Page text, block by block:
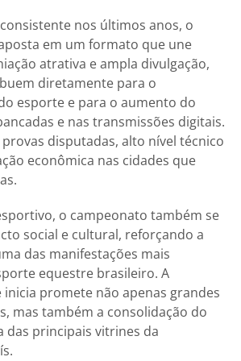
nos últimos anos, o
em um formato que une
atrativa e ampla divulgação,
diretamente para o
esporte e para o aumento do
e nas transmissões digitais.
disputadas, alto nível técnico
econômica nas cidades que
o campeonato também se
social e cultural, reforçando a
das manifestações mais
equestre brasileiro. A
promete não apenas grandes
mas também a consolidação do
das principais vitrines da